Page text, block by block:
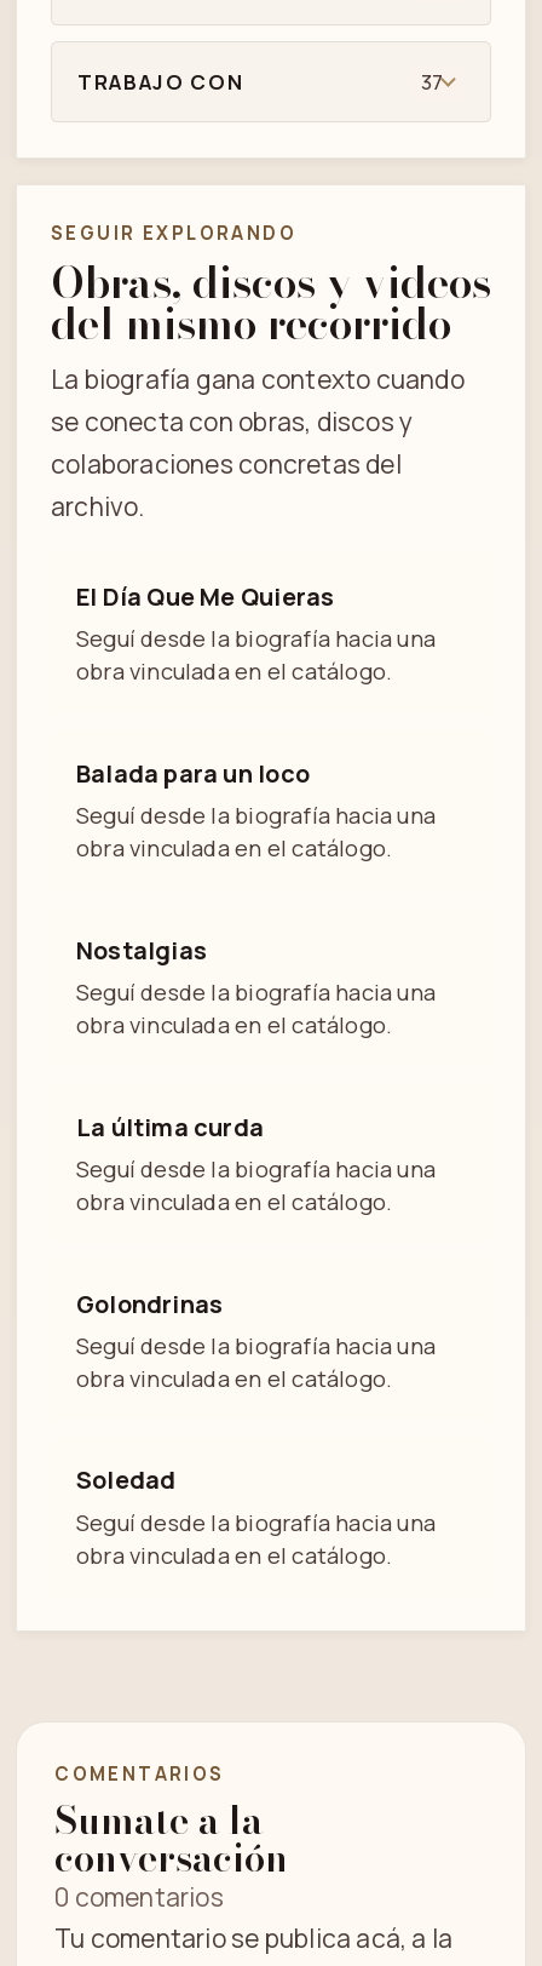
TRABAJO CON 37
SEGUIR EXPLORANDO
Obras, discos y videos
del mismo recorrido
La biografía gana contexto cuando
se conecta con obras, discos y
colaboraciones concretas del
archivo.
El Día Que Me Quieras
Seguí desde la biografía hacia una
obra vinculada en el catálogo.
Balada para un loco
Seguí desde la biografía hacia una
obra vinculada en el catálogo.
Nostalgias
Seguí desde la biografía hacia una
obra vinculada en el catálogo.
La última curda
Seguí desde la biografía hacia una
obra vinculada en el catálogo.
Golondrinas
Seguí desde la biografía hacia una
obra vinculada en el catálogo.
Soledad
Seguí desde la biografía hacia una
obra vinculada en el catálogo.
COMENTARIOS
Sumate a la
conversación
0 comentarios
Tu comentario se publica acá, a la